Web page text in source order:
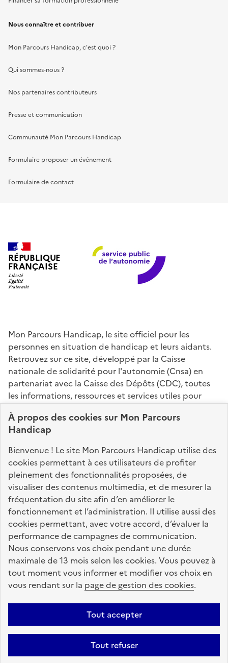
À propos descookiessur Mon Parcours
Handicap
Bienvenue ! Le site Mon Parcours Handicap utilise des
cookies permettant à ces utilisateurs de profiter
pleinement des fonctionnalités proposées, de
visualiser des contenus multimedia, et de mesurer la
fréquentation du site afin d’en améliorer le
fonctionnement et l’administration. Il utilise aussi des
cookies permettant, avec votre accord, d’évaluer la
performance de campagnes de communication.
Nous conservons vos choix pendant une durée
maximale de 13 mois selon les cookies. Vous pouvez à
tout moment vous informer et modifier vos choix en
vous rendant sur la page de gestion des cookies.
Tout accepter
Tout refuser
Nous connaître et contribuer
Mon Parcours Handicap, c'est quoi ?
Qui sommes-nous ?
Nos partenaires contributeurs
Presse et communication
Communauté Mon Parcours Handicap
Formulaire proposer un événement
Formulaire de contact
RÉPUBLIQUE
FRANÇAISE
Mon Parcours Handicap, le site officiel pour les
personnes en situation de handicap et leurs aidants.
Retrouvez sur ce site, développé par la Caisse
nationale de solidarité pour l'autonomie (Cnsa) en
partenariat avec la Caisse des Dépôts (CDC), toutes
les informations, ressources et services utiles pour
connaître vos droits, effectuer vos démarches,
identifier vos interlocuteurs.
Nos sites partenaires
info.gouv.fr service-public.fr legifrance.gouv.fr
data.gouv.fr
Nos partenaires
La Caisse des Dépôts
accompagne les parcours
de vie
Informations sur le site
Plan du site Accessibilité : totalement conforme Mentions légales
Données personnelles CGU Politique des cookies
Aide sur ce site